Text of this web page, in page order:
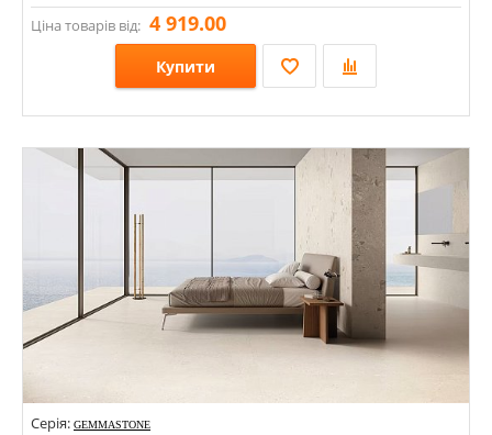
Ціна товарів від: 4 919.00
Купити
Розміри: 1200х600х6;
Стилі: Під травертин;
Кольори:
Серія: GEMMASTONE